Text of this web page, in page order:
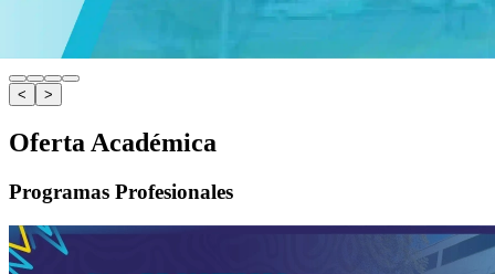
< >
Oferta Académica
Programas Profesionales